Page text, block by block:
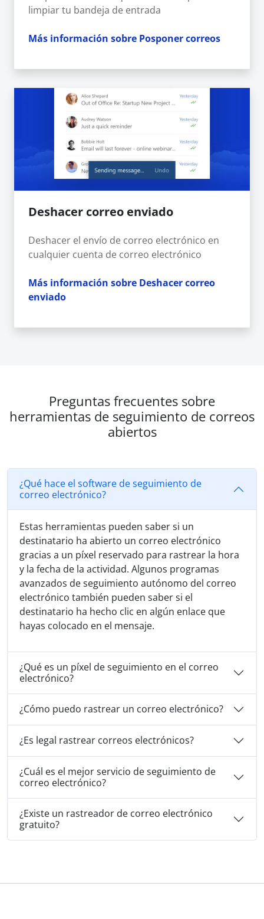
limpiar tu bandeja de entrada
Más información sobre Posponer correos
Deshacer correo enviado
Deshacer el envío de correo electrónico en
cualquier cuenta de correo electrónico
Más información sobre Deshacer correo
enviado
Preguntas frecuentes sobre
herramientas de seguimiento de correos
abiertos
¿Qué hace el software de seguimiento de
correo electrónico?
Estas herramientas pueden saber si un
destinatario ha abierto un correo electrónico
gracias a un píxel reservado para rastrear la hora
y la fecha de la actividad. Algunos programas
avanzados de seguimiento autónomo del correo
electrónico también pueden saber si el
destinatario ha hecho clic en algún enlace que
hayas colocado en el mensaje.
¿Qué es un píxel de seguimiento en el correo
electrónico?
¿Cómo puedo rastrear un correo electrónico?
¿Es legal rastrear correos electrónicos?
¿Cuál es el mejor servicio de seguimiento de
correo electrónico?
¿Existe un rastreador de correo electrónico
gratuito?